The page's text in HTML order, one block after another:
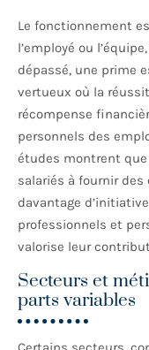
Le fonctionnement
l’employé ou
dépassé, une prime
vertueux où la
récompense
personnels des
études montrent
salariés à fournir
davantage
professionnels et
valorise leur
Secteurs et
parts variables